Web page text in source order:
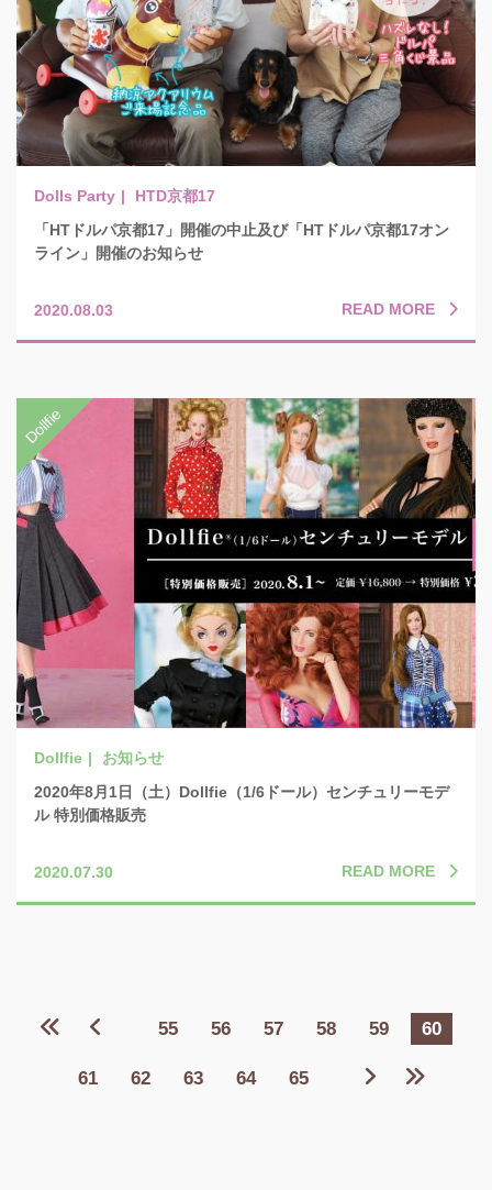
HTD京都17
「HTドルパ京都17」開催の中止及び「HTドルパ京都17オン
ライン」開催のお知らせ
2020.08.03 READ MORE
お知らせ
2020年8月1日（土）Dollfie（1/6ドール）センチュリーモデ
ル 特別価格販売
2020.07.30 READ MORE
55 56 57 58 59 60
61 62 63 64 65